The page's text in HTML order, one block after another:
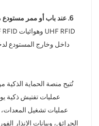
6. عند باب أو ممر مستودع مكافحة الحرائق
داخل وخارج المستودع
عمليات تفتيش ذكية
عمليات تشغيل
الحرائق، وبيانات الإنذار